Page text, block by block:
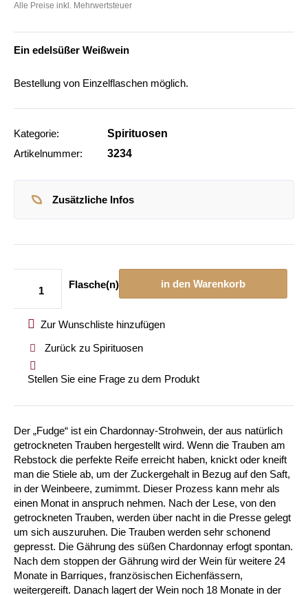
Alle Preise inkl. Mehrwertsteuer
Ein edelsüßer Weißwein
Bestellung von Einzelflaschen möglich.
Kategorie:
Spirituosen
Artikelnummer:
3234
Zusätzliche Infos
Menge
Flasche(n)
in den Warenkorb
Zur Wunschliste hinzufügen
Zurück zu Spirituosen
Stellen Sie eine Frage zu dem Produkt
Der „Fudge“ ist ein Chardonnay-Strohwein, der aus natürlich
getrockneten Trauben hergestellt wird. Wenn die Trauben am
Rebstock die perfekte Reife erreicht haben, knickt oder kneift
man die Stiele ab, um der Zuckergehalt in Bezug auf den Saft,
in der Weinbeere, zumimmt. Dieser Prozess kann mehr als
einen Monat in anspruch nehmen. Nach der Lese, von den
getrockneten Trauben, werden über nacht in die Presse gelegt
um sich auszuruhen. Die Trauben werden sehr schonend
gepresst. Die Gährung des süßen Chardonnay erfogt spontan.
Nach dem stoppen der Gährung wird der Wein für weitere 24
Monate in Barriques, französischen Eichenfässern,
weitergereift. Danach lagert der Wein noch 18 Monate in der